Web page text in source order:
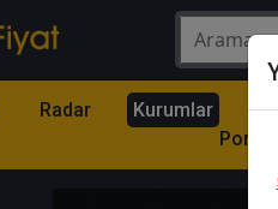
Radar Kurumlar
Portföy